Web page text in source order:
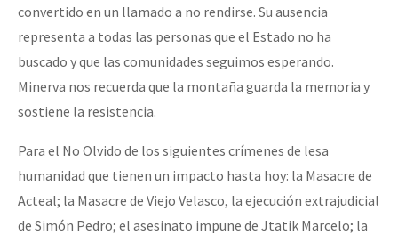
convertido en un llamado a no rendirse. Su ausencia
representa a todas las personas que el Estado no ha
buscado y que las comunidades seguimos esperando.
Minerva nos recuerda que la montaña guarda la memoria y
sostiene la resistencia.
Para el No Olvido de los siguientes crímenes de lesa
humanidad que tienen un impacto hasta hoy: la Masacre de
Acteal; la Masacre de Viejo Velasco, la ejecución extrajudicial
de Simón Pedro; el asesinato impune de Jtatik Marcelo; la